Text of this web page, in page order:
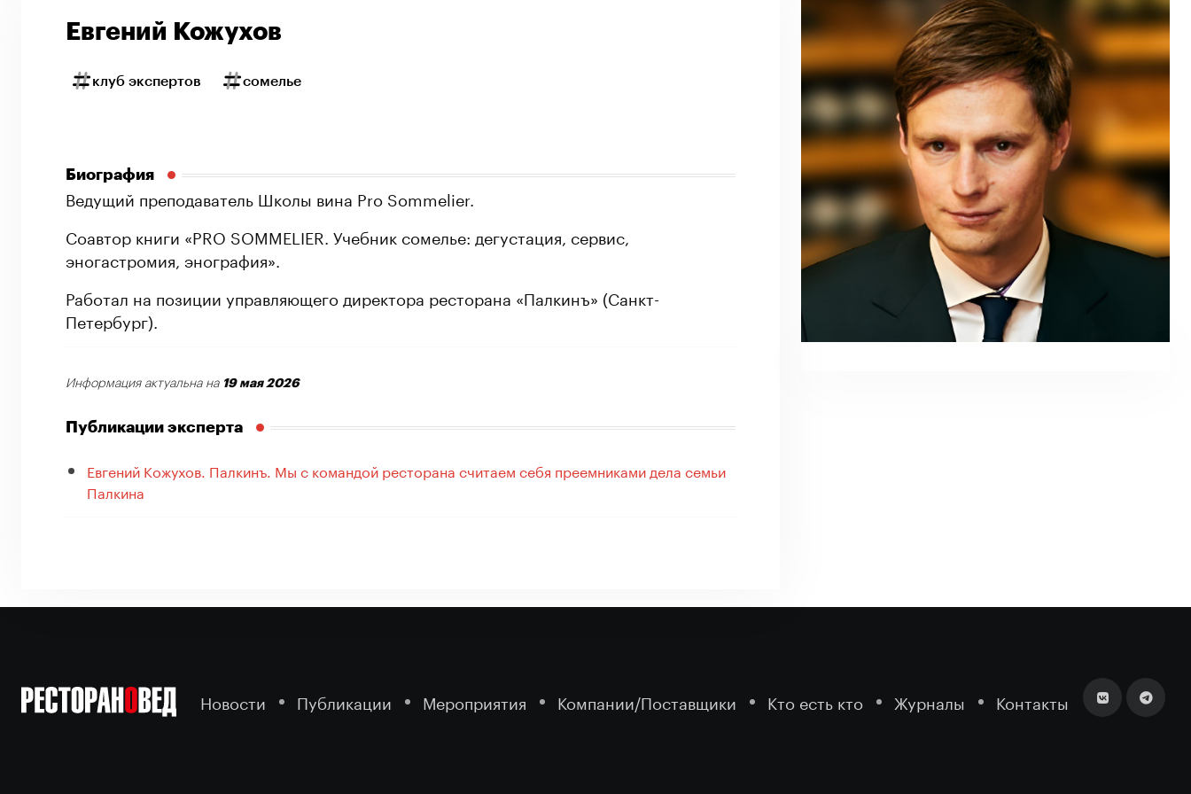
Евгений Кожухов
клуб экспертов сомелье
Биография
Ведущий преподаватель Школы вина Pro Sommelier.
Соавтор книги «PRO SOMMELIER. Учебник сомелье: дегустация, сервис,
эногастромия, энография».
Работал на позиции управляющего директора ресторана «Палкинъ» (Санкт-
Петербург).
Информация актуальна на 19 мая 2026
Публикации эксперта
Евгений Кожухов. Палкинъ. Мы с командой ресторана считаем себя преемниками дела семьи
Палкина
Новости Публикации Мероприятия Компании/Поставщики Кто есть кто Журналы Контакты